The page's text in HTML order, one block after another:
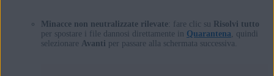
Minacce non neutralizzate rilevate: fare clic su Risolvi tutto
per spostare i file dannosi direttamente in Quarantena , quindi
selezionare Avanti per passare alla schermata successiva.